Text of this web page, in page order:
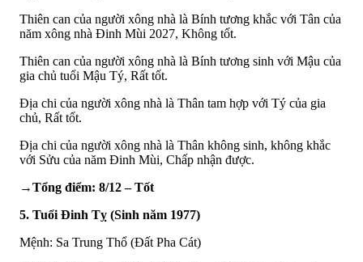
Thiên can của người xông nhà là Bính tương khắc với Tân của
năm xông nhà Đinh Mùi 2027, Không tốt.
Thiên can của người xông nhà là Bính tương sinh với Mậu của
gia chủ tuổi Mậu Tý, Rất tốt.
Địa chi của người xông nhà là Thân tam hợp với Tý của gia
chủ, Rất tốt.
Địa chi của người xông nhà là Thân không sinh, không khắc
với Sửu của năm Đinh Mùi, Chấp nhận được.
→Tổng điểm: 8/12 – Tốt
5. Tuổi Đinh Tỵ (Sinh năm 1977)
Mệnh: Sa Trung Thổ (Đất Pha Cát)